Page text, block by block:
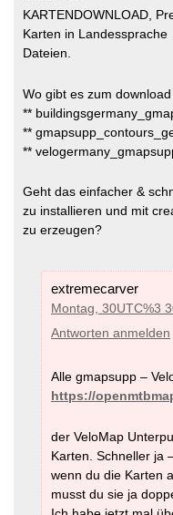
KARTENDOWNLOAD,
Karten in
Dateien.
Wo gibt es zum
**
**
**
Geht das einfacher &
zu installieren und mit
zu erzeugen?
extremecarver
Montag, 30UTC%3
Antworten anmelden
Alle gmapsupp –
https://
der VeloMap
Karten. Schneller ja
wenn du die Karten
musst du sie ja